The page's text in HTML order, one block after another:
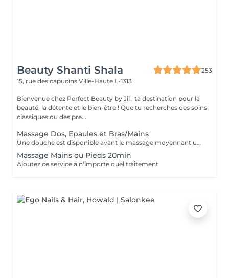
Beauty Shanti Shala
253
15, rue des capucins Ville-Haute L-1313
Bienvenue chez Perfect Beauty by Jil , ta destination pour la
beauté, la détente et le bien-être ! Que tu recherches des soins
classiques ou des pre...
Massage Dos, Epaules et Bras/Mains
Une douche est disponible avant le massage moyennant un supplément de 15 €. Nous vous prions donc de vous doucher chez vous ou si nous constatons que vous n'avez pas pris de douche, nous serons contraints de vous facturer 15 €. Merci de votre compréhension. Les massages sont effectués avec une pression suffisante et une attention aux détails, en veillant à ne pas oublier des zones telles que les genoux et les coudes.
Massage Mains ou Pieds 20min
Ajoutez ce service ä n'importe quel traitement